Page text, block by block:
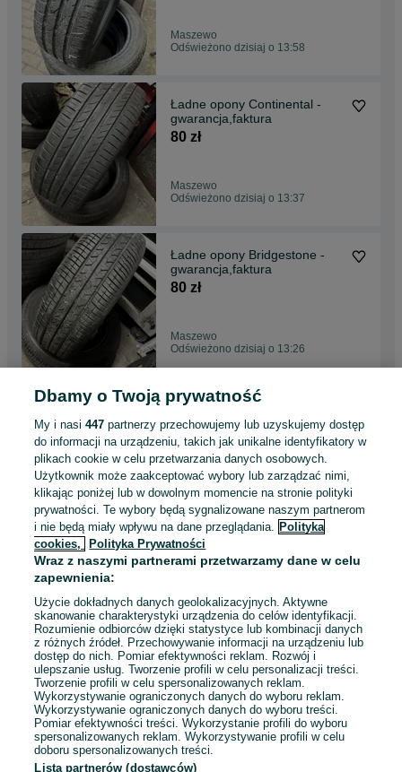
Maszewo
Odświeżono dzisiaj o 13:58
Ładne opony Continental -
gwarancja,faktura
80 zł
Maszewo
Odświeżono dzisiaj o 13:37
Ładne opony Bridgestone -
gwarancja,faktura
80 zł
Maszewo
Odświeżono dzisiaj o 13:26
Bardzo ładne opony Good
Year - gwarancja,faktura
80 zł
Maszewo
Odświeżono dzisiaj o 13:23
Ładne opony Falken 2022r -
gwarancja,faktura
Maszewo
Dzisiaj o 13:15
1 2 3 ... 71
Dbamy o Twoją prywatność
My i nasi447 partnerzy przechowujemy lub uzyskujemy dostęp
do informacji na urządzeniu, takich jak unikalne identyfikatory w
plikach cookie w celu przetwarzania danych osobowych.
Użytkownik może zaakceptować wybory lub zarządzać nimi,
klikając poniżej lub w dowolnym momencie na stronie polityki
prywatności. Te wybory będą sygnalizowane naszym partnerom
i nie będą miały wpływu na dane przeglądania. Polityka
cookies,
Polityka Prywatności
Wraz z naszymi partnerami przetwarzamy dane w celu
zapewnienia:
Użycie dokładnych danych geolokalizacyjnych. Aktywne
skanowanie charakterystyki urządzenia do celów identyfikacji.
Rozumienie odbiorców dzięki statystyce lub kombinacji danych
z różnych źródeł. Przechowywanie informacji na urządzeniu lub
dostęp do nich. Pomiar efektywności reklam. Rozwój i
ulepszanie usług. Tworzenie profili w celu personalizacji treści.
Tworzenie profili w celu spersonalizowanych reklam.
Wykorzystywanie ograniczonych danych do wyboru reklam.
Wykorzystywanie ograniczonych danych do wyboru treści.
Pomiar efektywności treści. Wykorzystanie profili do wyboru
spersonalizowanych reklam. Wykorzystywanie profili w celu
doboru spersonalizowanych treści.
Lista partnerów (dostawców)